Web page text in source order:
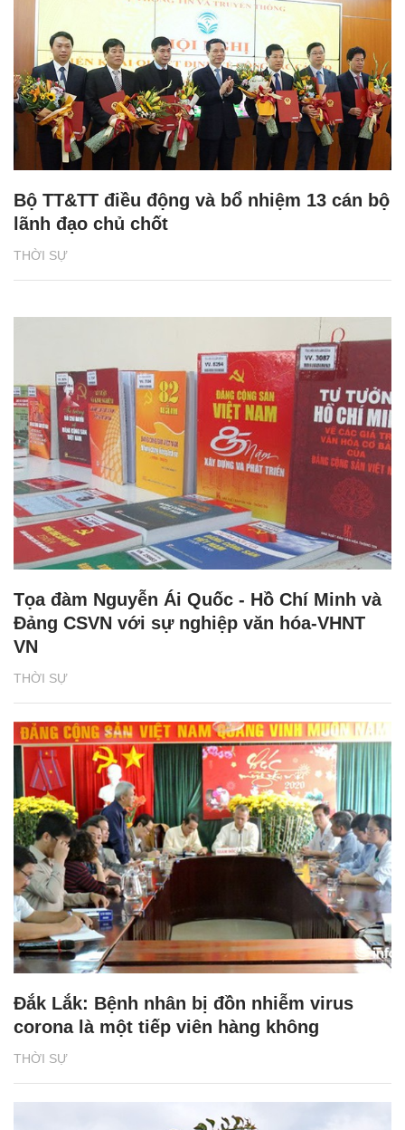
THỜI SỰ
Bộ TT&TT điều động và bổ nhiệm 13 cán bộ
lãnh đạo chủ chốt
THỜI SỰ
Tọa đàm Nguyễn Ái Quốc - Hồ Chí Minh và
Đảng CSVN với sự nghiệp văn hóa-VHNT
VN
THỜI SỰ
Đắk Lắk: Bệnh nhân bị đồn nhiễm virus
corona là một tiếp viên hàng không